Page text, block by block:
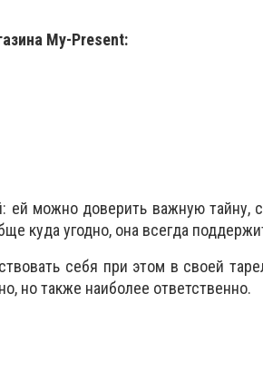
My-Present:
ей можно доверить важную тайну,
куда угодно, она всегда
себя при этом в своей
но также наиболее ответственно.